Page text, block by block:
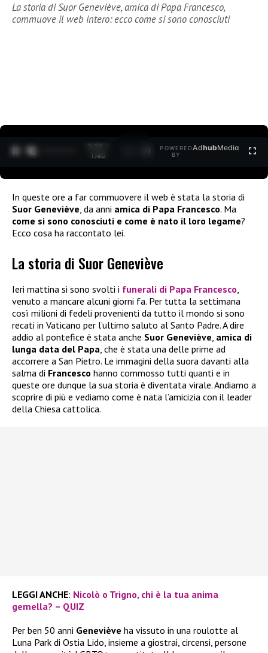
La storia di Suor Geneviève, amica di Papa Francesco,
commuove il web intero: ecco come si sono conosciuti
0:30 /
1:40
POWERED
BY
AdhubMedia
In queste ore a far commuovere il web è stata la storia di
Suor Geneviève , da anni amica di Papa Francesco. Ma
come si sono conosciuti e come è nato il loro legame?
Ecco cosa ha raccontato lei.
La storia di Suor Geneviève
Ieri mattina si sono svolti i funerali di Papa Francesco,
venuto a mancare alcuni giorni fa. Per tutta la settimana
così milioni di fedeli provenienti da tutto il mondo si sono
recati in Vaticano per l’ultimo saluto al Santo Padre. A dire
addio al pontefice è stata anche Suor Geneviève, amica di
lunga data del Papa, che è stata una delle prime ad
accorrere a San Pietro. Le immagini della suora davanti alla
salma di Francesco hanno commosso tutti quanti e in
queste ore dunque la sua storia è diventata virale. Andiamo a
scoprire di più e vediamo come è nata l’amicizia con il leader
della Chiesa cattolica.
LEGGI ANCHE: Nicolò o Trigno, chi è la tua anima
gemella? – QUIZ
Per ben 50 anni Geneviève ha vissuto in una roulotte al
Luna Park di Ostia Lido, insieme a giostrai, circensi, persone